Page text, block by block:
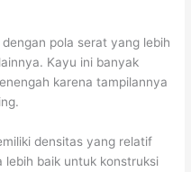
pola serat yang lebih
Kayu ini banyak
karena tampilannya
densitas yang relatif
lebih baik untuk konstruksi